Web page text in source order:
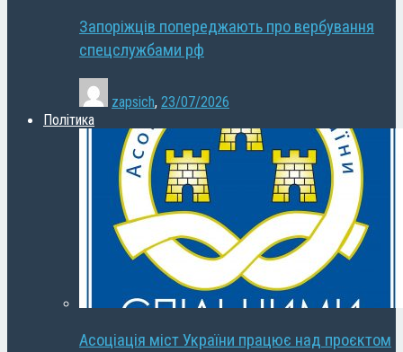
Запоріжців попереджають про вербування
спецслужбами рф
zapsich, 23/07/2026
Політика
Асоціація міст України працює над проєктом